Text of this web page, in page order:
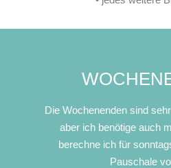
Die Wochenenden sind
aber ich benötige auch
berechne ich für
Pauschale